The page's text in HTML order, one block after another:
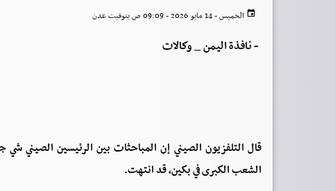
الخميس - 14 مايو 2026 - 09:09 ص بتوقيت عدن
-نافذة اليمن _ وكالات
قال التلفزيون الصيني إن المباحثات بين الرئيسين الصيني شي
الشعب الكبرى في بكين، قد انتهت.